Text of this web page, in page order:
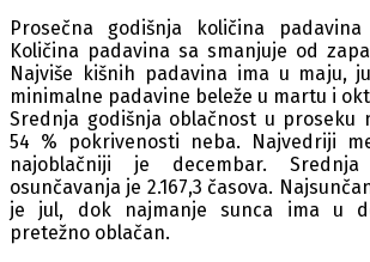
Prosečna godišnja količina
Količina padavina sa smanjuje od
Najviše kišnih padavina ima u maju,
minimalne padavine beleže u martu i
Srednja godišnja oblačnost u proseku
54 % pokrivenosti neba. Najvedriji
najoblačniji je decembar.
osunčavanja je 2.167,3 časova.
je jul, dok najmanje sunca ima u
pretežno oblačan.